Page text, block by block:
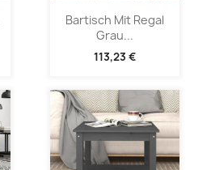
Bartisch Mit Regal
Grau...
113,23 €